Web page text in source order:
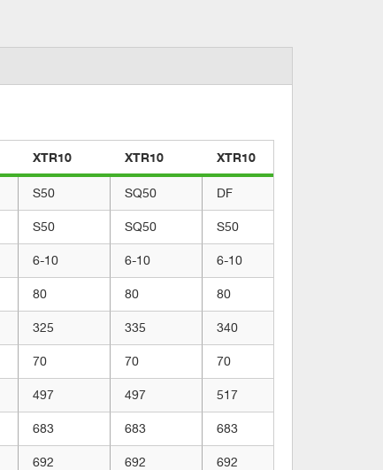
XTR10 XTR10 XTR10
S50 SQ50 DF
S50 SQ50 S50
6-10 6-10 6-10
80 80 80
325 335 340
70 70 70
497 497 517
683 683 683
692 692 692